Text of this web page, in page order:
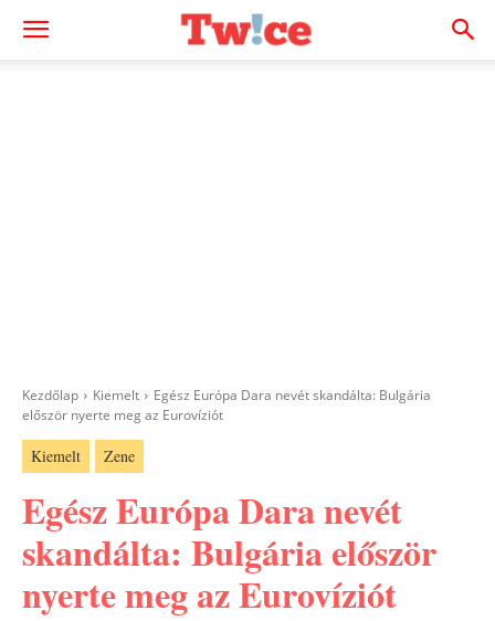
Kezdőlap Kiemelt
Egész Európa Dara nevét skandálta: Bulgária
először nyerte meg az Eurovíziót
Kiemelt Zene
Egész Európa Dara nevét
skandálta: Bulgária először
nyerte meg az Eurovíziót